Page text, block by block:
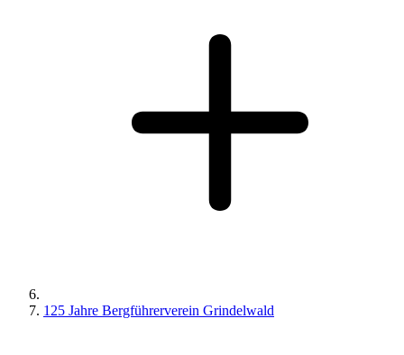
125 Jahre Bergführerverein Grindelwald